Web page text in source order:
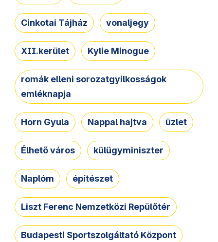
Cinkotai Tájház vonaljegy
XII.kerület Kylie Minogue
romák elleni sorozatgyilkosságok
emléknapja
Horn Gyula Nappal hajtva üzlet
Élhető város külügyminiszter
Naplóm építészet
Liszt Ferenc Nemzetközi Repülőtér
Budapesti Sportszolgáltató Központ